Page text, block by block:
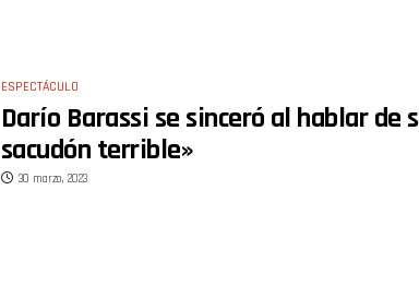
ESPECTÁCULO
Darío Barassi se sinceró al hablar de
sacudón terrible»
30 marzo, 2023